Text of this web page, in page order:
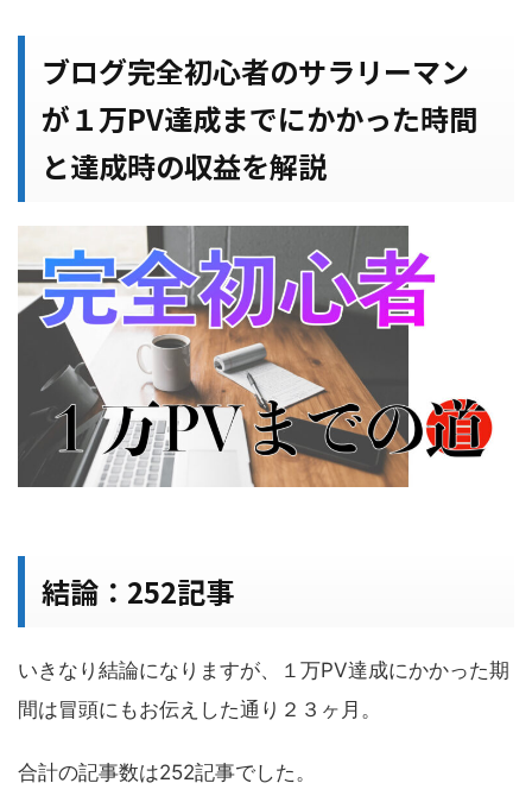
ブログ完全初心者のサラリーマン
が１万PV達成までにかかった時間
と達成時の収益を解説
結論：252記事
いきなり結論になりますが、１万PV達成にかかった期
間は冒頭にもお伝えした通り２３ヶ月。
合計の記事数は252記事でした。